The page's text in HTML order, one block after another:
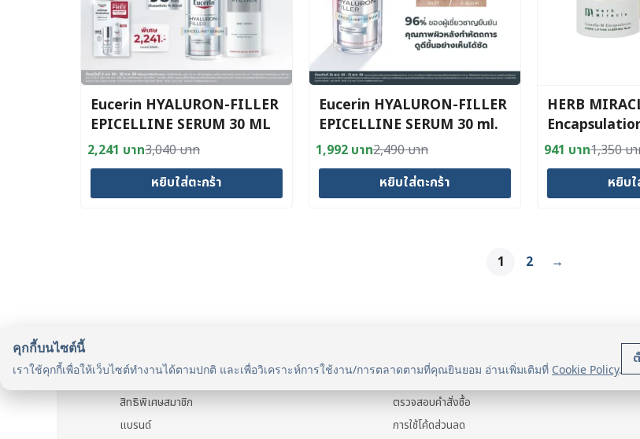
Eucerin HYALURON-FILLER
EPICELLINE SERUM 30 ML
FREE HYALURON FACIAL
MIST SPRAY 150 ML [Buy 1
Get 1 Free]
3,040บาท
Original
price
was:
2,241 บาท
Current
price
is:
หยิบใส่ตะกร้า
Eucerin HYALURON-FILLER
EPICELLINE SERUM 30 ml.
[SAVE20%]2,490บาท
Original
price
was:
1,992 บาท
Current
price
is:
หยิบใส่ตะกร้า
HERB
Lifting
ml)
1,350บ
Original
price
was:
941 บาท
Current
price
is:
หยิบใ
1 2 →
คุกกี้บนไซต์นี้
เราใช้คุกกี้เพื่อให้เว็บไซต์ทำงานได้ตามปกติ และเพื่อวิเคราะห์การใช้งาน/การตลาดตามที่คุณยินยอม อ่านเพิ่มเติมที่ Cookie Policy.
สิทธิพิเศษสมาชิก
แบรนด์
แจ้งการชำระเงิน
ตรวจสอบคำสั่งซื้อ
การใช้โค้ดส่วนลด